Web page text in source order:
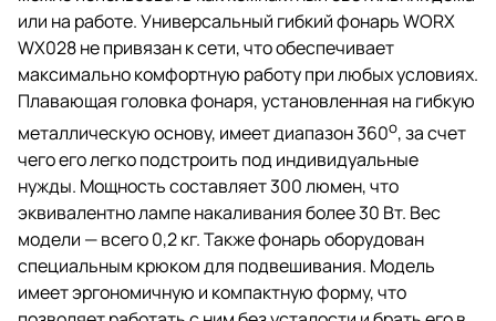
или на работе. Универсальный гибкий фонарь WORX
WX028 не привязан к сети, что обеспечивает
максимально комфортную работу при любых условиях.
Плавающая головка фонаря, установленная на гибкую
металлическую основу, имеет диапазон 360o, за счет
чего его легко подстроить под индивидуальные
нужды. Мощность составляет 300 люмен, что
эквивалентно лампе накаливания более 30 Вт. Вес
модели — всего 0,2 кг. Также фонарь оборудован
специальным крюком для подвешивания. Модель
имеет эргономичную и компактную форму, что